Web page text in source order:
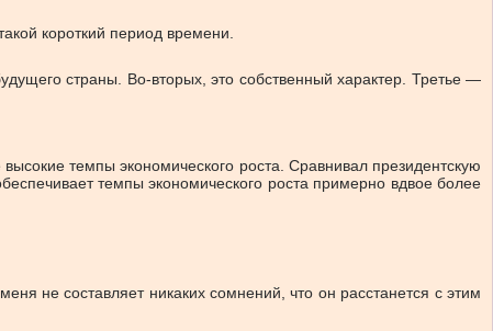
короткий период времени.
страны. Во-вторых, это собственный характер. Третье —
темпы экономического роста. Сравнивал президентскую
темпы экономического роста примерно вдвое более
не составляет никаких сомнений, что он расстанется с этим